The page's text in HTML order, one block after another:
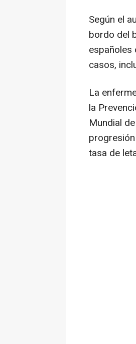
Según el
bordo del
españoles
casos,
La
la
Mundial
tasa de